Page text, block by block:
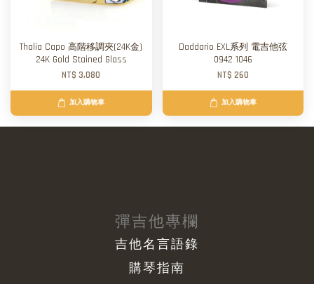
Thalia Capo 高階移調夾(24K金)
24K Gold Stained Glass
NT$ 3,080
加入購物車
Daddario EXL系列 電吉他弦
0942 1046
NT$ 260
加入購物車
彈吉他專欄
吉他名言語錄
購琴指南